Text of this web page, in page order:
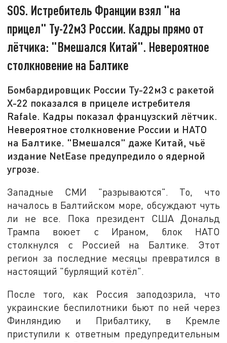
SOS. Истребитель Франции взял "на
прицел" Ту-22м3 России. Кадры прямо от
лётчика: "Вмешался Китай". Невероятное
столкновение на Балтике
Бомбардировщик России Ту-22м3 с ракетой
Х-22 показался в прицеле истребителя
Rafale. Кадры показал французский лётчик.
Невероятное столкновение России и НАТО
на Балтике. "Вмешался" даже Китай, чьё
издание NetEase предупредило о ядерной
угрозе.
Западные СМИ "разрываются". То, что
началось в Балтийском море, обсуждают чуть
ли не все. Пока президент США Дональд
Трампа воюет с Ираном, блок НАТО
столкнулся с Россией на Балтике. Этот
регион за последние месяцы превратился в
настоящий "бурлящий котёл".
После того, как Россия заподозрила, что
украинские беспилотники бьют по ней через
Финляндию и Прибалтику, в Кремле
приступили к ответным предупредительным